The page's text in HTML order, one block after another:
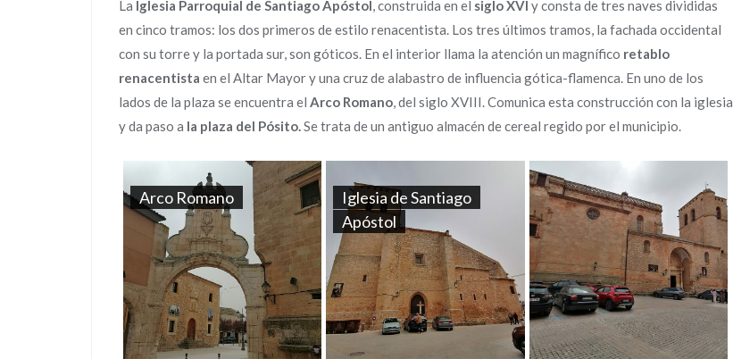
La Iglesia Parroquial de Santiago Apóstol, construida en el siglo XVI y consta de tres naves divididas
en cinco tramos: los dos primeros de estilo renacentista. Los tres últimos tramos, la fachada occidental
con su torre y la portada sur, son góticos. En el interior llama la atención un magnífico retablo
renacentista en el Altar Mayor y una cruz de alabastro de influencia gótica-flamenca. En uno de los
lados de la plaza se encuentra el Arco Romano, del siglo XVIII. Comunica esta construcción con la iglesia
y da paso a la plaza del Pósito.Se trata de un antiguo almacén de cereal regido por el municipio.
Arco Romano
Iglesia de Santiago
Apóstol